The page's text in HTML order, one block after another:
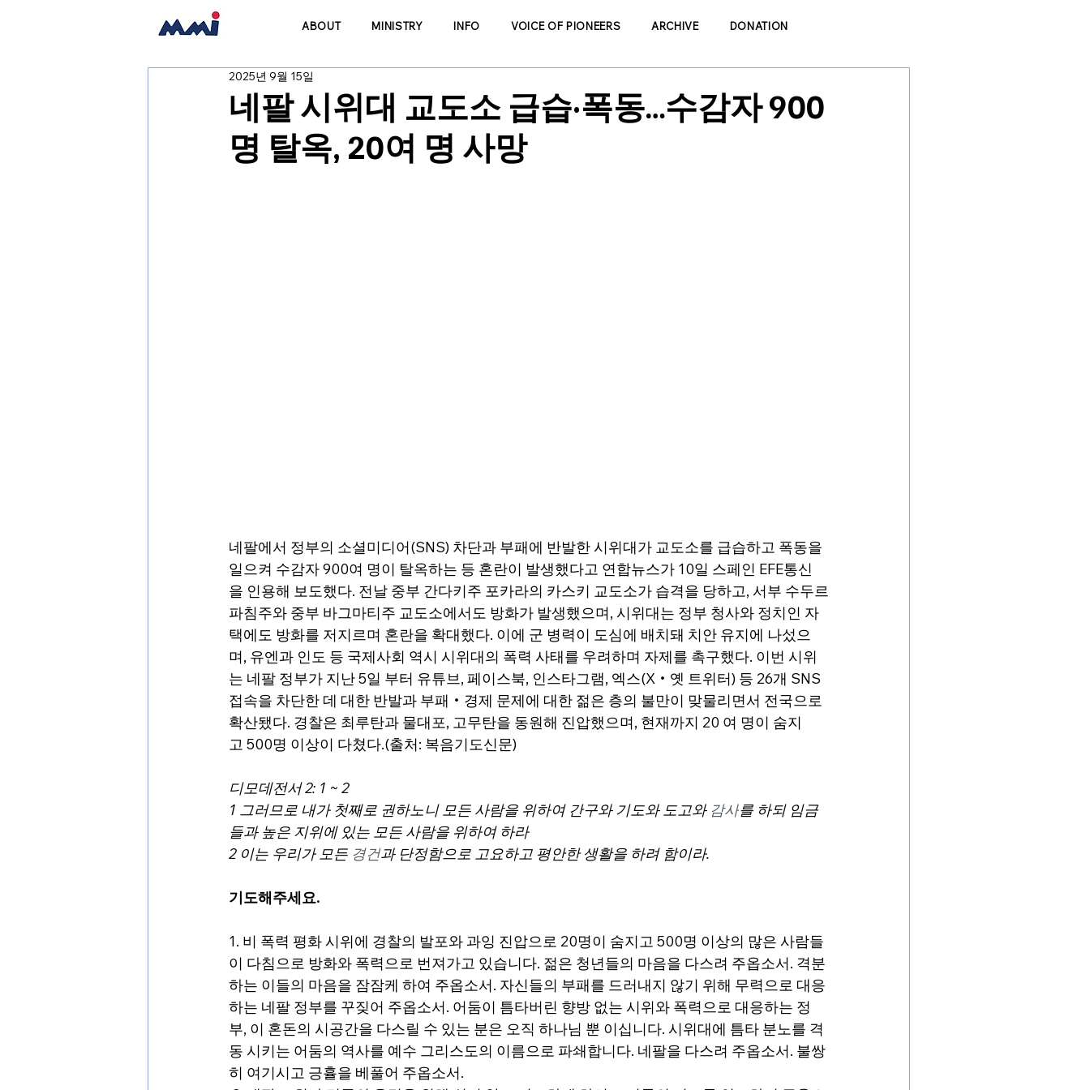
ABOUT MINISTRY INFO VOICE OF PIONEERS ARCHIVE DONATION
네팔 시위대 교도소 급습·폭동…수감자 900
명 탈옥, 20여 명 사망
2025년 9월 15일
네팔에서 정부의 소셜미디어(SNS) 차단과 부패에 반발한 시위대가 교도소를 급습하고 폭동을
일으켜 수감자 900여 명이 탈옥하는 등 혼란이 발생했다고 연합뉴스가 10일 스페인 EFE통신
을 인용해 보도했다. 전날 중부 간다키주 포카라의 카스키 교도소가 습격을 당하고, 서부 수두르
파침주와 중부 바그마티주 교도소에서도 방화가 발생했으며, 시위대는 정부 청사와 정치인 자
택에도 방화를 저지르며 혼란을 확대했다. 이에 군 병력이 도심에 배치돼 치안 유지에 나섰으
며, 유엔과 인도 등 국제사회 역시 시위대의 폭력 사태를 우려하며 자제를 촉구했다. 이번 시위
는 네팔 정부가 지난 5일 부터 유튜브, 페이스북, 인스타그램, 엑스(X‧옛 트위터) 등 26개 SNS
접속을 차단한 데 대한 반발과 부패‧경제 문제에 대한 젊은 층의 불만이 맞물리면서 전국으로
확산됐다. 경찰은 최루탄과 물대포, 고무탄을 동원해 진압했으며, 현재까지 20 여 명이 숨지
고 500명 이상이 다쳤다.(출처: 복음기도신문)
디모데전서 2: 1 ~ 2
1 그러므로 내가 첫째로 권하노니 모든 사람을 위하여 간구와 기도와 도고와 감사를 하되 임금
들과 높은 지위에 있는 모든 사람을 위하여 하라
2 이는 우리가 모든 경건과 단정함으로 고요하고 평안한 생활을 하려 함이라.
기도해주세요.
1. 비 폭력 평화 시위에 경찰의 발포와 과잉 진압으로 20명이 숨지고 500명 이상의 많은 사람들
이 다침으로 방화와 폭력으로 번져가고 있습니다. 젊은 청년들의 마음을 다스려 주옵소서. 격분
하는 이들의 마음을 잠잠케 하여 주옵소서. 자신들의 부패를 드러내지 않기 위해 무력으로 대응
하는 네팔 정부를 꾸짖어 주옵소서. 어둠이 틈타버린 향방 없는 시위와 폭력으로 대응하는 정
부, 이 혼돈의 시공간을 다스릴 수 있는 분은 오직 하나님 뿐 이십니다. 시위대에 틈타 분노를 격
동 시키는 어둠의 역사를 예수 그리스도의 이름으로 파쇄합니다. 네팔을 다스려 주옵소서. 불쌍
히 여기시고 긍휼을 베풀어 주옵소서.